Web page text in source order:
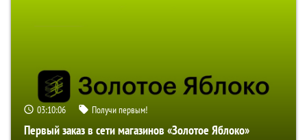
03:10:05 Получи первым!
Первый заказ в сети магазинов «Золотое Яблоко»